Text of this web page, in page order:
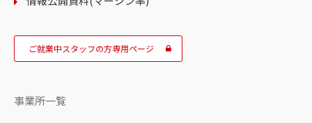
ご就業中スタッフの方専用ページ
事業所一覧